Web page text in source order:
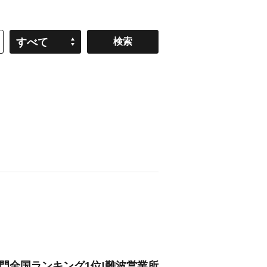
すべて